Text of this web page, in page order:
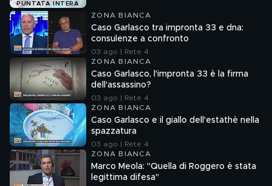
PUNTATA INTERA
ZONA BIANCA
Caso Garlasco tra impronta 33 e dna:
consulenze a confronto
03 ago | Rete 4
ZONA BIANCA
Caso Garlasco, l'impronta 33 è la firma
dell'assassino?
03 ago | Rete 4
ZONA BIANCA
Caso Garlasco e il giallo dell'estathè nella
spazzatura
03 ago | Rete 4
ZONA BIANCA
Marco Meola: "Quella di Roggero è stata
legittima difesa"